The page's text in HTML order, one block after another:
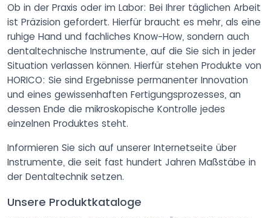
Ob in der Praxis oder im Labor: Bei Ihrer täglichen Arbeit
ist Präzision gefordert. Hierfür braucht es mehr, als eine
ruhige Hand und fachliches Know-How, sondern auch
dentaltechnische Instrumente, auf die Sie sich in jeder
Situation verlassen können. Hierfür stehen Produkte von
HORICO: Sie sind Ergebnisse permanenter Innovation
und eines gewissenhaften Fertigungsprozesses, an
dessen Ende die mikroskopische Kontrolle jedes
einzelnen Produktes steht.
Informieren Sie sich auf unserer Internetseite über
Instrumente, die seit fast hundert Jahren Maßstäbe in
der Dentaltechnik setzen.
Unsere Produktkataloge